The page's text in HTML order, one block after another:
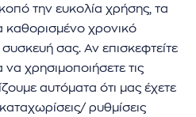
την ευκολία χρήσης, τα
καθορισμένο χρονικό
σας. Αν επισκεφτείτε
χρησιμοποιήσετε τις
αυτόματα ότι μας έχετε
ρυθμίσεις